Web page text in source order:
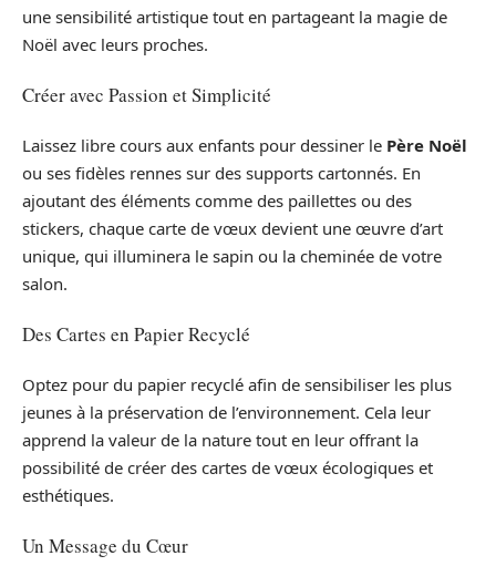
une sensibilité artistique tout en partageant la magie de
Noël avec leurs proches.
Créer avec Passion et Simplicité
Laissez libre cours aux enfants pour dessiner le Père Noël
ou ses fidèles rennes sur des supports cartonnés. En
ajoutant des éléments comme des paillettes ou des
stickers, chaque carte de vœux devient une œuvre d’art
unique, qui illuminera le sapin ou la cheminée de votre
salon.
Des Cartes en Papier Recyclé
Optez pour du papier recyclé afin de sensibiliser les plus
jeunes à la préservation de l’environnement. Cela leur
apprend la valeur de la nature tout en leur offrant la
possibilité de créer des cartes de vœux écologiques et
esthétiques.
Un Message du Cœur